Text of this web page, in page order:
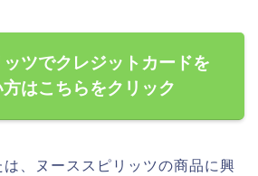
ツでクレジットカードを
はこちらをクリック
、ヌーススピリッツの商品に興